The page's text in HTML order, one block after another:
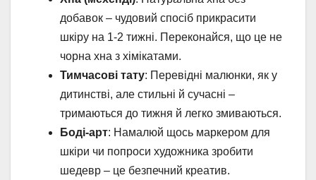
добавок – чудовий спосіб прикрасити
шкіру на 1-2 тижні. Переконайся, що це не
чорна хна з хімікатами.
Тимчасові тату: Перевідні малюнки, як у
дитинстві, але стильні й сучасні –
тримаються до тижня й легко змиваються.
Боді-арт: Намалюй щось маркером для
шкіри чи попроси художника зробити
шедевр – це безпечний креатив.